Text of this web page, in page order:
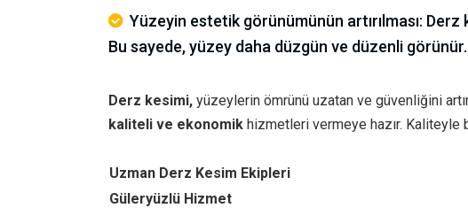
Yüzeyin estetik görünümünün artırılması:
Bu sayede, yüzey daha düzgün ve düzenli görünür.
Derz kesimi, yüzeylerin ömrünü uzatan ve güvenliğini
kaliteli ve ekonomik hizmetleri vermeye hazır. Kaliteyle
Uzman Derz Kesim Ekipleri
Güleryüzlü Hizmet